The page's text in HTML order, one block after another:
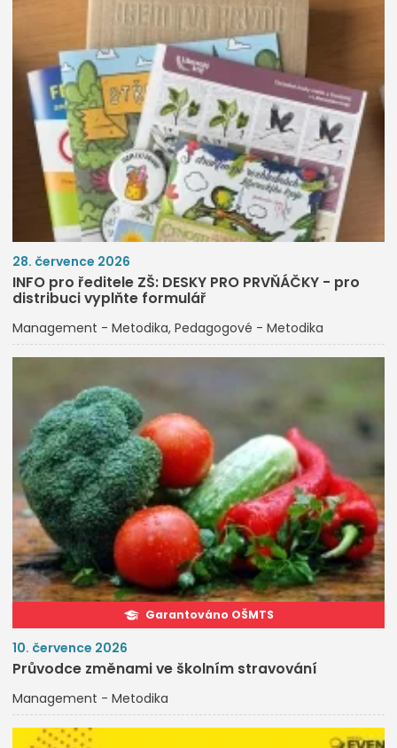
28. července 2026
INFO pro ředitele ZŠ: DESKY PRO PRVŇÁČKY - pro
distribuci vyplňte formulář
Management - Metodika Pedagogové - Metodika
Garantováno OŠMTS
10. července 2026
Průvodce změnami ve školním stravování
Management - Metodika